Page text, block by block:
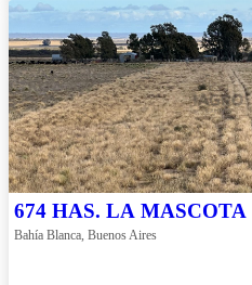
674 HAS. LA MASCOTA
Bahía Blanca, Buenos Aires